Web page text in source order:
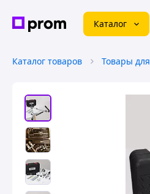
Каталог
Каталог товаров Товары